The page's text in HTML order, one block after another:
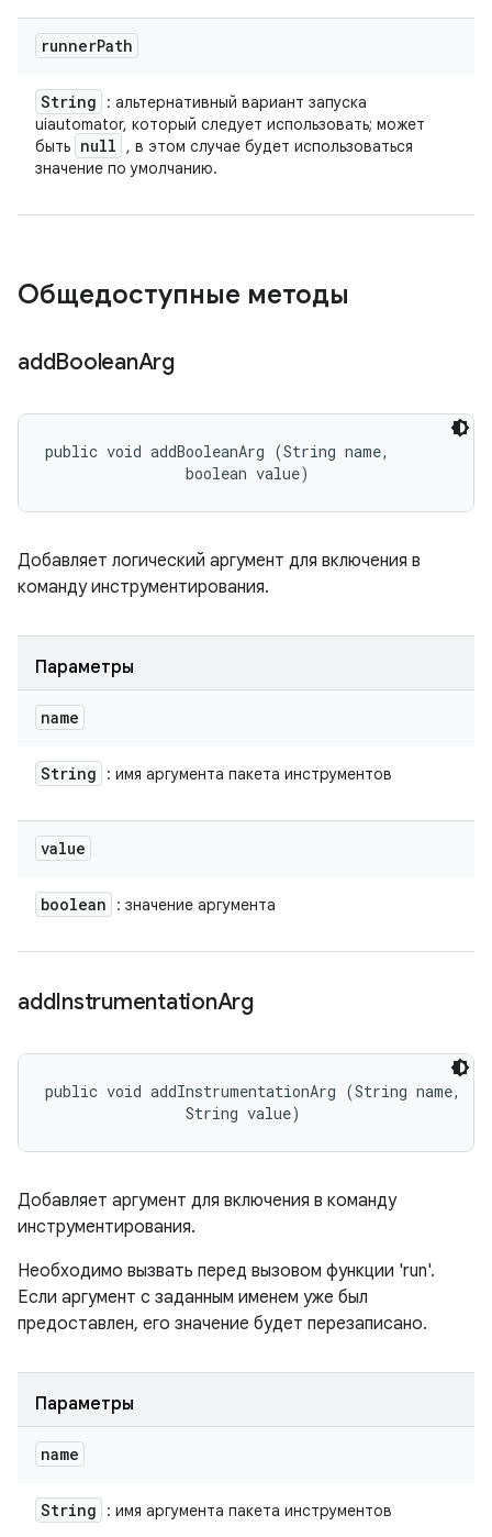
runnerPath
String
: альтернативный вариант запуска
uiautomator, который следует использовать; может
быть null
, в этом случае будет использоваться
значение по умолчанию.
Общедоступные методы
addBooleanArg
public void addBooleanArg (String name,
                boolean value)
Добавляет логический аргумент для включения в
команду инструментирования.
Параметры
name
String : имя аргумента пакета инструментов
value
boolean : значение аргумента
addInstrumentationArg
public void addInstrumentationArg (String name,
                String value)
Добавляет аргумент для включения в команду
инструментирования.
Необходимо вызвать перед вызовом функции 'run'.
Если аргумент с заданным именем уже был
предоставлен, его значение будет перезаписано.
Параметры
name
String : имя аргумента пакета инструментов